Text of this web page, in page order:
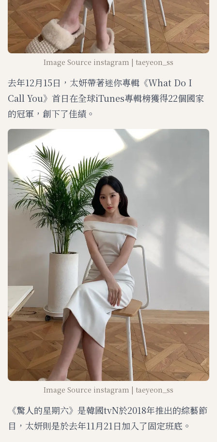
Image Source instagram | taeyeon_ss
去年12月15日，太妍帶著迷你專輯《What Do I
Call You》首日在全球iTunes專輯榜獲得22個國家
的冠軍，創下了佳績。
Image Source instagram | taeyeon_ss
《驚人的星期六》是韓國tvN於2018年推出的綜藝節
目，太妍則是於去年11月21日加入了固定班底。